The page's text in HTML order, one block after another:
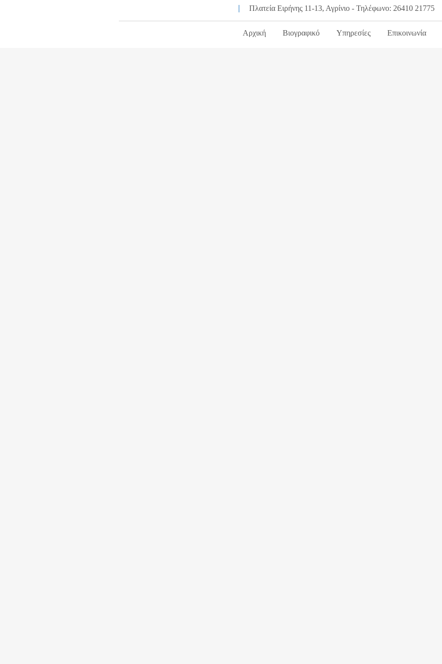
Πλατεία Ειρήνης 11-13, Αγρίνιο - Τηλέφωνο: 26410 21775
Αρχική Βιογραφικό Υπηρεσίες Επικοινωνία